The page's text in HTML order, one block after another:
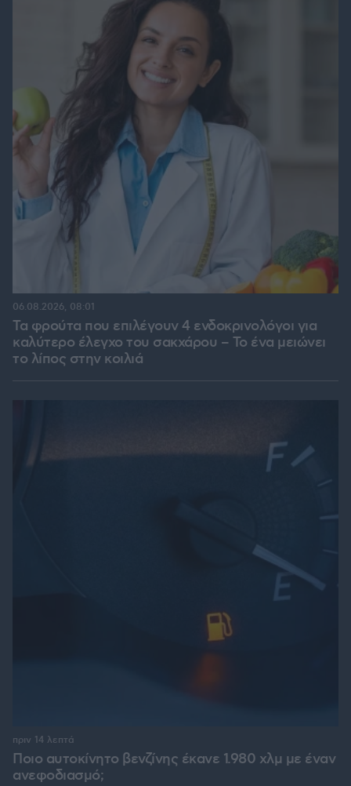
Τα φρούτα που επιλέγουν 4 ενδοκρινολόγοι για
καλύτερο έλεγχο του σακχάρου – Το ένα μειώνει
το λίπος στην κοιλιά
06.08.2026, 08:01
Ποιο αυτοκίνητο βενζίνης έκανε 1.980 χλμ με έναν
ανεφοδιασμό;
πριν 14 λεπτά